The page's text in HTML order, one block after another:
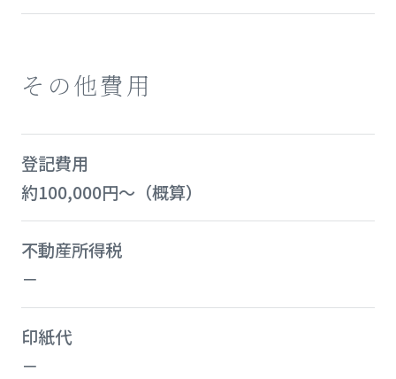
その他費用
登記費用
約100,000円～（概算）
不動産所得税
－
印紙代
－